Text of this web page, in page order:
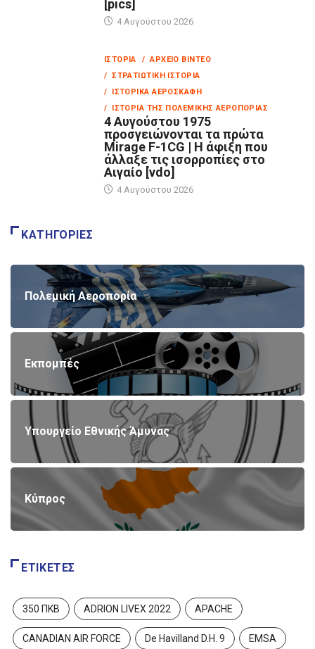
[pics]
4 Αυγούστου 2026
ΙΣΤΟΡΊΑ
/ ΑΡΧΕΊΟ ΒΊΝΤΕΟ
/ ΣΤΡΑΤΙΩΤΙΚΉ ΙΣΤΟΡΊΑ
/ ΙΣΤΟΡΙΚΆ ΑΕΡΟΣΚΆΦΗ
/ ΙΣΤΟΡΊΑ ΤΗΣ ΠΟΛΕΜΙΚΉΣ ΑΕΡΟΠΟΡΊΑΣ
4 Αυγούστου 1975
προσγειώνονται τα πρώτα
Mirage F-1CG | Η άφιξη που
άλλαξε τις ισορροπίες στο
Αιγαίο [vdo]
4 Αυγούστου 2026
ΚΑΤΗΓΟΡΊΕΣ
Πολεμική Αεροπορία
Εκπομπές
Υπουργείο Εθνικής Άμυνας
Κύπρος
ΕΤΙΚΈΤΕΣ
350 ΠΚΒ ADRION LIVEX 2022 APACHE
CANADIAN AIR FORCE De Havilland D.H. 9 EMSA